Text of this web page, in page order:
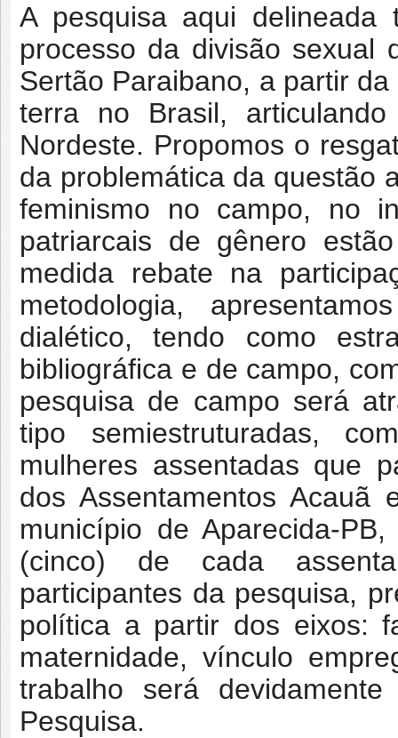
A pesquisa aqui
processo da divisão sexual
Sertão Paraibano, a partir
terra no Brasil,
Nordeste. Propomos o
da problemática da questão
feminismo no campo, no
patriarcais de gênero
medida rebate na
metodologia,
dialético, tendo como
bibliográfica e de campo,
pesquisa de campo será
tipo semiestruturadas,
mulheres assentadas que
dos Assentamentos
município de Aparecida-
(cinco) de cada
participantes da pesquisa,
política a partir dos eixos:
maternidade, vínculo
trabalho será
Pesquisa.